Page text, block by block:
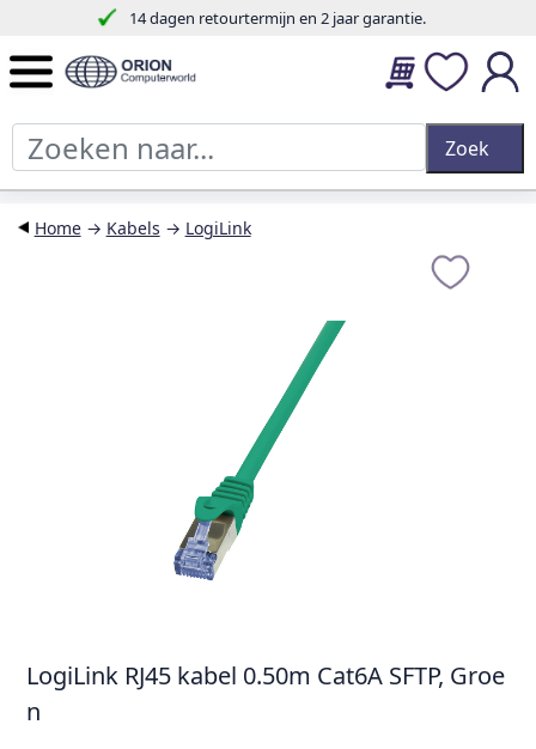
14 dagen retourtermijn en 2 jaar garantie.
Home→ Kabels → LogiLink
LogiLink RJ45 kabel 0.50m Cat6A SFTP, Groe
n